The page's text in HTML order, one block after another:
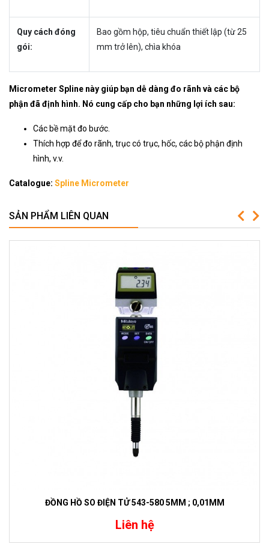
Quy cách đóng
gói:
Bao gồm hộp, tiêu chuẩn thiết lập (từ 25
mm trở lên), chìa khóa
Micrometer Spline này giúp bạn dễ dàng đo rãnh và các bộ
phận đã định hình. Nó cung cấp cho bạn những lợi ích sau:
Các bề mặt đo bước.
Thích hợp để đo rãnh, trục có trục, hốc, các bộ phận định
hình, v.v.
Catalogue: Spline Micrometer
SẢN PHẨM LIÊN QUAN
ĐỒNG HỒ SO ĐIỆN TỬ 543-580 5MM ; 0,01MM
Liên hệ